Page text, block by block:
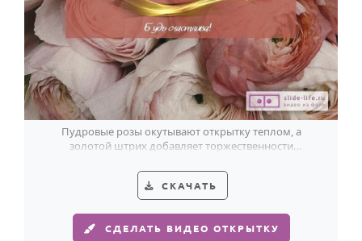
Пудровые розы окутывают открытку теплом, а
золотой штрих добавляет торжественности
СКАЧАТЬ
СДЕЛАТЬ ВИДЕО ОТКРЫТКУ